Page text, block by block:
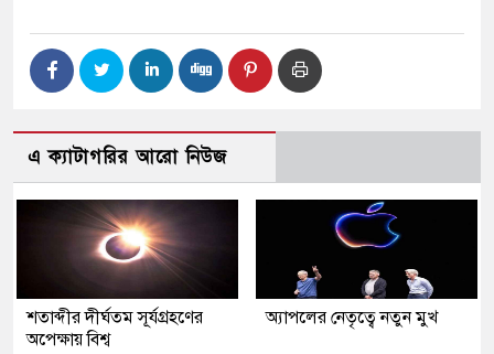
এ ক্যাটাগরির আরো নিউজ
শতাব্দীর দীর্ঘতম সূর্যগ্রহণের
অপেক্ষায় বিশ্ব
অ্যাপলের নেতৃত্বে নতুন মুখ